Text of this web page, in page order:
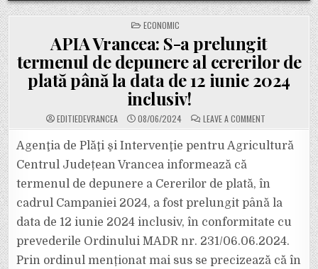
POSTED
IN
ECONOMIC
APIA Vrancea: S-a prelungit
termenul de depunere al cererilor de
plată până la data de 12 iunie 2024
inclusiv!
EDITIEDEVRANCEA 08/06/2024 LEAVE A COMMENTON
APIA
S-
A
DEPUNERE
CERERILOR
PLATĂ
PÂNĂ
LA
DATA
DE
12
Agenţia de Plăţi şi Intervenţie pentru Agricultură
Centrul Județean Vrancea informează că
termenul de depunere a Cererilor de plată, în
cadrul Campaniei 2024, a fost prelungit până la
data de 12 iunie 2024 inclusiv, în conformitate cu
prevederile Ordinului MADR nr. 231/06.06.2024.
Prin ordinul menționat mai sus se precizează că în